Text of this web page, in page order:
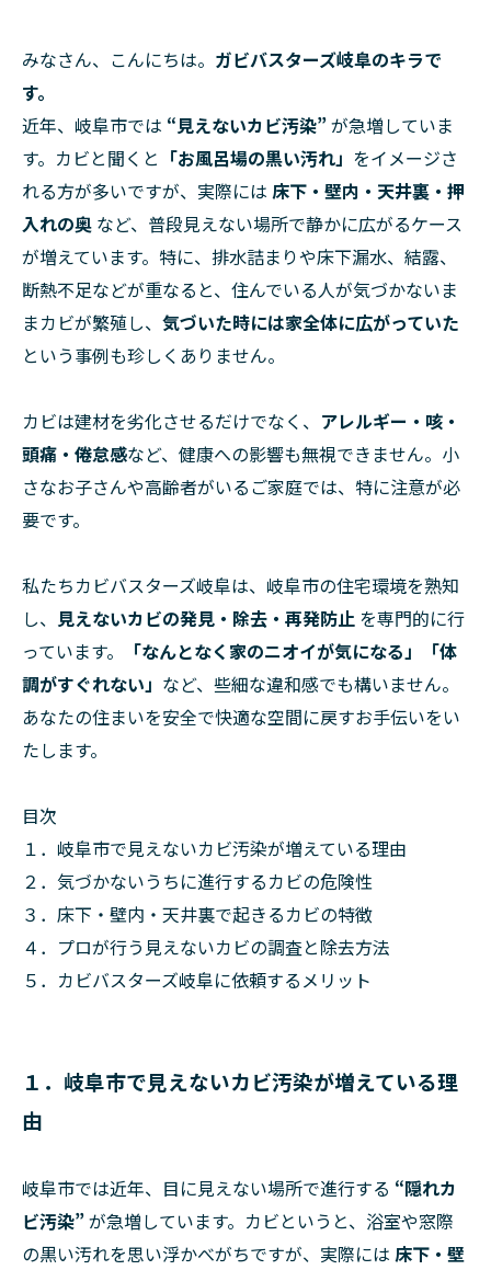
みなさん、こんにちは。 ガビバスターズ岐阜のキラで
す。
近年、岐阜市では “見えないカビ汚染”が急増していま
す。カビと聞くと 「お風呂場の黒い汚れ」 をイメージさ
れる方が多いですが、実際には 床下・壁内・天井裏・押
入れの奥 など、普段見えない場所で静かに広がるケース
が増えています。特に、排水詰まりや床下漏水、結露、
断熱不足などが重なると、住んでいる人が気づかないま
まカビが繁殖し、 気づいた時には家全体に広がっていた
という事例も珍しくありません。
カビは建材を劣化させるだけでなく、 アレルギー・咳・
頭痛・倦怠感など、健康への影響も無視できません。小
さなお子さんや高齢者がいるご家庭では、特に注意が必
要です。
私たちカビバスターズ岐阜は、岐阜市の住宅環境を熟知
し、 見えないカビの発見・除去・再発防止 を専門的に行
っています。
「なんとなく家のニオイが気になる」「体
調がすぐれない」 など、些細な違和感でも構いません。
あなたの住まいを安全で快適な空間に戻すお手伝いをい
たします。
目次
１．岐阜市で見えないカビ汚染が増えている理由
２．気づかないうちに進行するカビの危険性
３．床下・壁内・天井裏で起きるカビの特徴
４．プロが行う見えないカビの調査と除去方法
５．カビバスターズ岐阜に依頼するメリット
１．岐阜市で見えないカビ汚染が増えている理
由
岐阜市では近年、目に見えない場所で進行する “隠れカ
ビ汚染”が急増しています。カビというと、浴室や窓際
の黒い汚れを思い浮かべがちですが、実際には 床下・壁